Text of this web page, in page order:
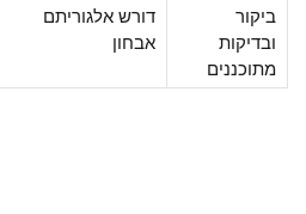
דורש אלגוריתם
אבחון
ביקור
ובדיקות
מתוכננים